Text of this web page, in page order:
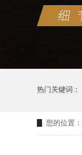
热门关键词：
您的位置：